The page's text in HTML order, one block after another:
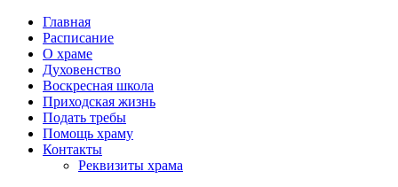
Главная
Расписание
О храме
Духовенство
Воскресная школа
Приходская жизнь
Подать требы
Помощь храму
Контакты
Реквизиты храма